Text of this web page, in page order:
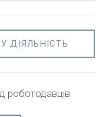
ДІЯЛЬНІСТЬ
роботодавців